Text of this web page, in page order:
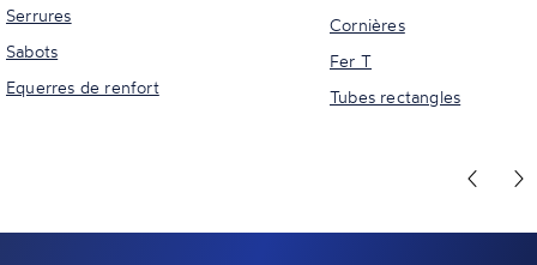
Serrures
Sabots
Equerres de renfort
Cornières
Fer T
Tubes rectangles